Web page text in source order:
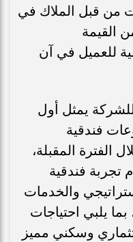
من قبل الملاك في
القيمة
للعميل في آن
يمثل أول
فندقية
الفترة المقبلة،
تجربة فندقية
والخدمات
يلبي احتياجات
وسكني مميز